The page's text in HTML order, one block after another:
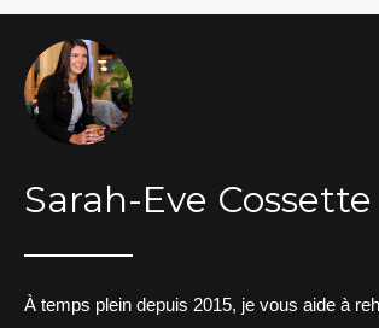
Sarah-Eve Cossette
À temps plein depuis 2015, je vous aide à